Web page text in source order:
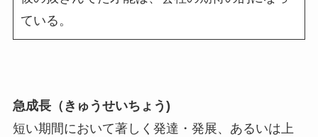
ている。
急成長（きゅうせいちょう)
短い期間において著しく発達・発展、あるいは上